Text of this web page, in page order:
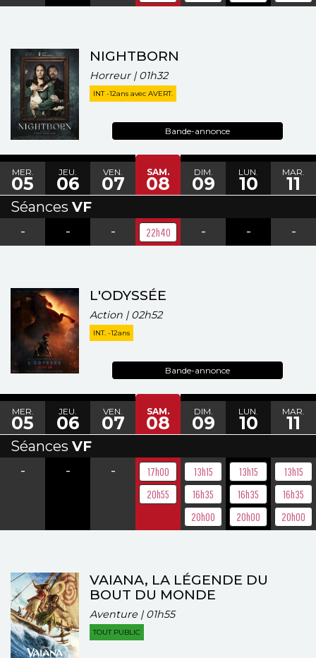
NIGHTBORN
Horreur | 01h32
INT -12ans avec AVERT.
Bande-annonce
MER.
05
JEU.
06
VEN.
07
SAM.
08
DIM.
09
LUN.
10
MAR.
11
Séances VF
-
- - 22h40 - - -
L'ODYSSÉE
Action | 02h52
INT. -12ans
Bande-annonce
MER.
05
JEU.
06
VEN.
07
SAM.
08
DIM.
09
LUN.
10
MAR.
11
Séances VF
-
- -
17h00
20h55
13h15
16h35
20h00
13h15
16h35
20h00
13h15
16h35
20h00
VAIANA, LA LÉGENDE DU
BOUT DU MONDE
Aventure | 01h55
TOUT PUBLIC